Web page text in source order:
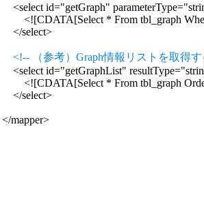
<select id="getGraph"
<![CDATA[Select * From tbl_graph
    </select>
<!-- （参考）Graph情報リストを取得す
<select id="getGraphList"
<![CDATA[Select * From tbl_graph
    </select>